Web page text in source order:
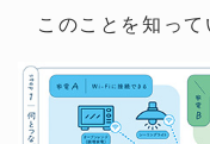
このことを知って